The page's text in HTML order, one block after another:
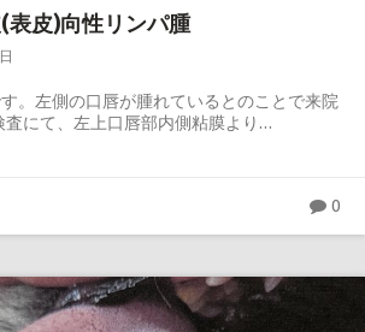
表皮)向性リンパ腫
。左側の口唇が腫れているとのことで来院
査にて、左上口唇部内側粘膜より…
0